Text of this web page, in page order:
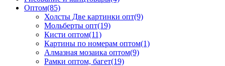
Оптом(85)
Холсты Две картинки опт(9)
Мольберты опт(19)
Кисти оптом(11)
Картины по номерам оптом(1)
Алмазная мозаика оптом(9)
Рамки оптом, багет(19)